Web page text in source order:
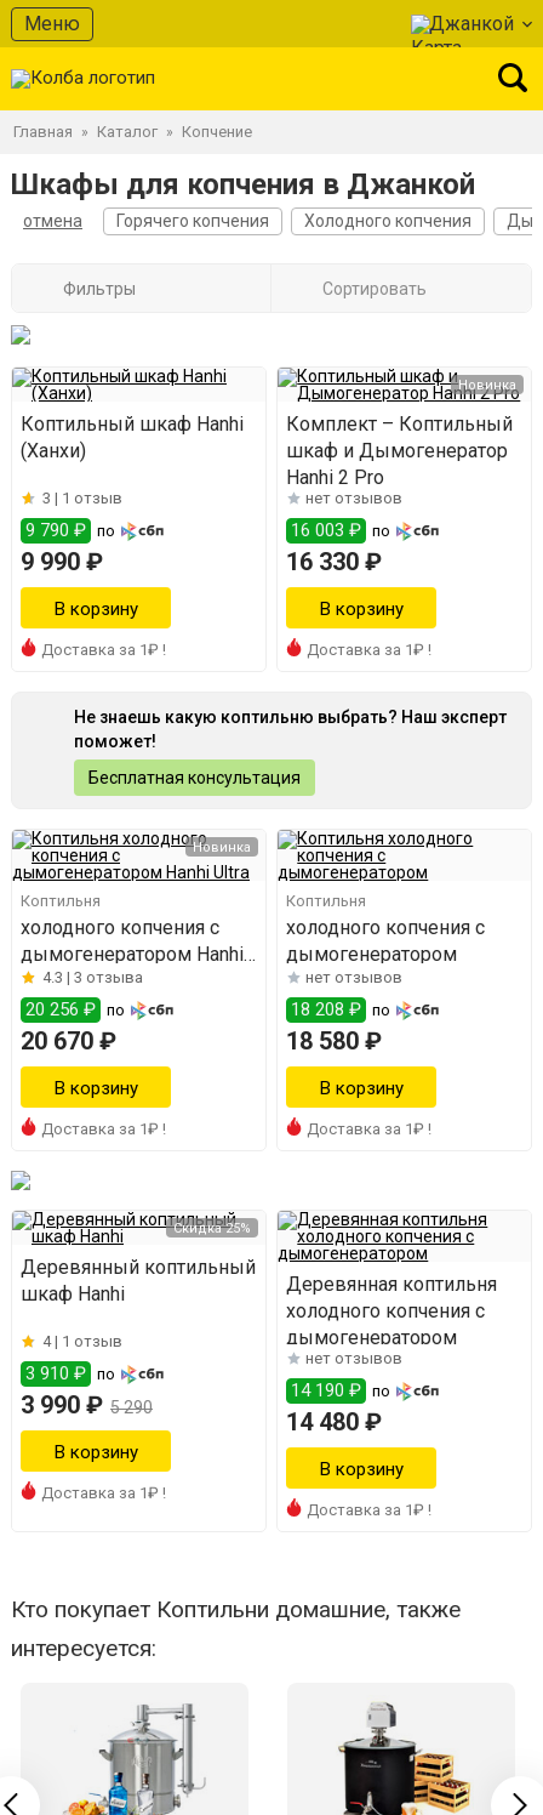
Меню Джанкой
Главная » Каталог » Копчение
Шкафы для копчения в Джанкой
отмена Горячего копчения Холодного копчения
Фильтры Сортировать
Коптильный шкаф Hanhi
(Ханхи)
3 | 1 отзыв
9 790 ₽ по
9 990 ₽
Доставка за 1₽ !
Новинка
Комплект – Коптильный
шкаф и Дымогенератор
Hanhi 2 Pro
нет отзывов
16 003 ₽ по
16 330 ₽
Доставка за 1₽ !
Не знаешь какую коптильню выбрать? Наш эксперт
поможет!
Бесплатная консультация
Новинка
Коптильня
холодного копчения с
дымогенератором Hanhi
Ultra
4.3 | 3 отзыва
20 256 ₽ по
20 670 ₽
Доставка за 1₽ !
Коптильня
холодного копчения с
дымогенератором
нет отзывов
18 208 ₽ по
18 580 ₽
Доставка за 1₽ !
Скидка 25%
Деревянный коптильный
шкаф Hanhi
4 | 1 отзыв
3 910 ₽ по
3 990 ₽ 5 290
Доставка за 1₽ !
Деревянная коптильня
холодного копчения с
дымогенератором
нет отзывов
14 190 ₽ по
14 480 ₽
Доставка за 1₽ !
Кто покупает Коптильни домашние, также
интересуется: